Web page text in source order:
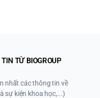
TỪ BIOGROUP
nhất các thông tin về
sự kiện khoa học,...)